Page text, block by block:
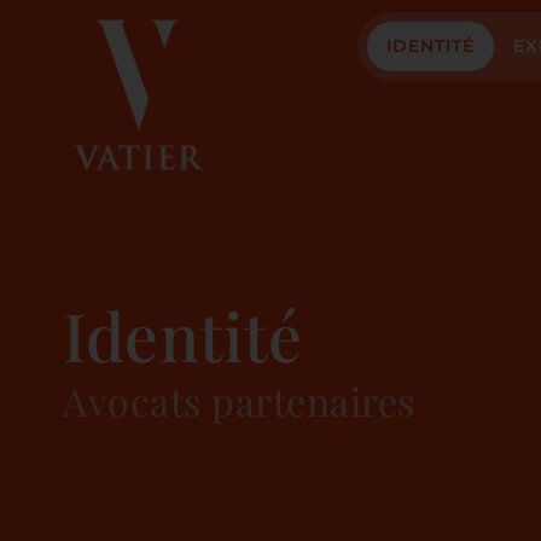
IDENTITÉ
Identité
Avocats partenaires